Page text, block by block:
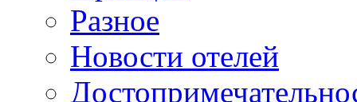
Разное
Новости отелей